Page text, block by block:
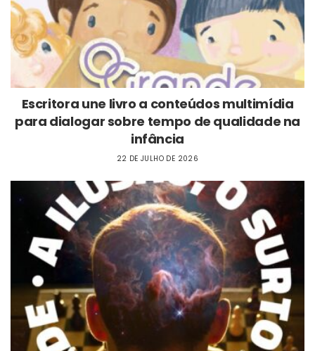
Escritora une livro a conteúdos multimídia
para dialogar sobre tempo de qualidade na
infância
22 DE JULHO DE 2026